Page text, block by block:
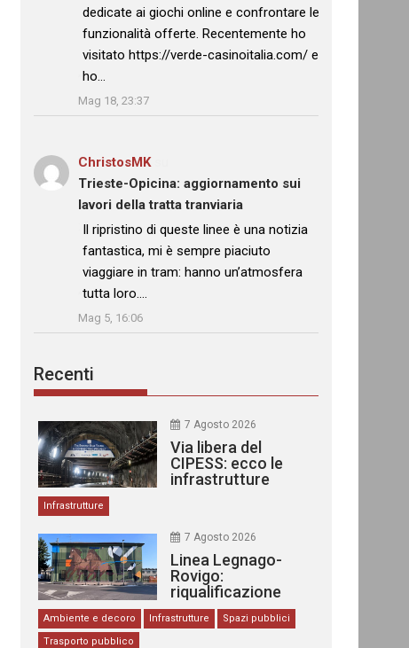
dedicate ai giochi online e confrontare le
funzionalità offerte. Recentemente ho
visitato https://verde-casinoitalia.com/ e
ho…
Mag 18, 23:37
ChristosMKsu
Trieste-Opicina: aggiornamento sui
lavori della tratta tranviaria
: “
Il ripristino di queste linee è una notizia
fantastica, mi è sempre piaciuto
viaggiare in tram: hanno un’atmosfera
tutta loro.…
Mag 5, 16:06
Recenti
7 Agosto 2026
Via libera del
CIPESS: ecco le
infrastrutture
Infrastrutture
7 Agosto 2026
Linea Legnago-
Rovigo:
riqualificazione
delle stazioni
Ambiente e decoro Infrastrutture
Spazi pubblici
Trasporto pubblico